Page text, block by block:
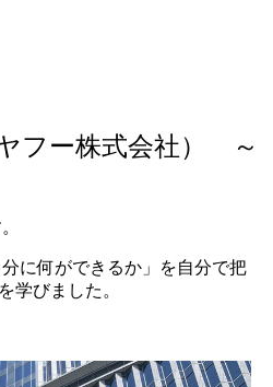
フー株式会社） ～
。
に何ができるか」を自分で把
学びました。